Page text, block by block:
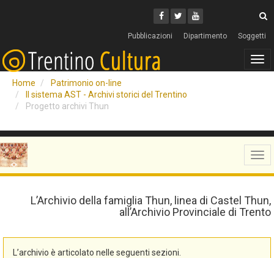
Facebook
Twitter
Youtube
Pubblicazioni Dipartimento Soggetti
Home
Patrimonio on-line
Il sistema AST - Archivi storici del Trentino
Progetto archivi Thun
L’Archivio della famiglia Thun, linea di Castel Thun,
all’Archivio Provinciale di Trento
L’archivio è articolato nelle seguenti sezioni.